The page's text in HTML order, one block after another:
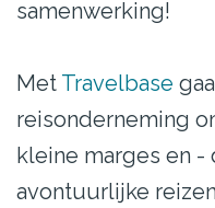
samenwerking!
Met Travelbase
reisonderneming
kleine marges en -
avontuurlijke